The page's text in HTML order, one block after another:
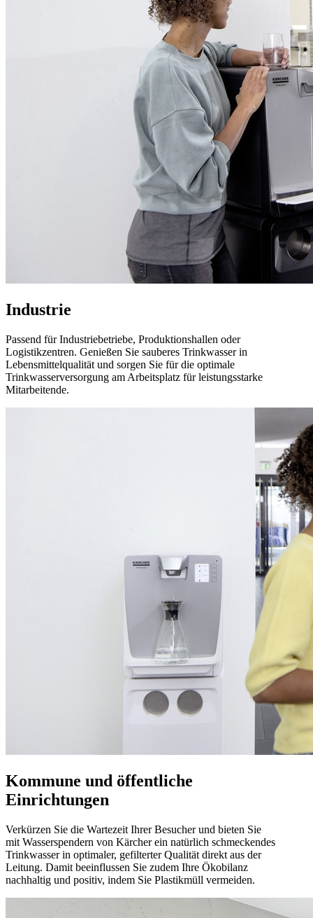
Industrie
Passend für Industriebetriebe, Produktionshallen oder
Logistikzentren. Genießen Sie sauberes Trinkwasser in
Lebensmittelqualität und sorgen Sie für die optimale
Trinkwasserversorgung am Arbeitsplatz für leistungsstarke
Mitarbeitende.
Kommune und öffentliche
Einrichtungen
Verkürzen Sie die Wartezeit Ihrer Besucher und bieten Sie
mit Wasserspendern von Kärcher ein natürlich schmeckendes
Trinkwasser in optimaler, gefilterter Qualität direkt aus der
Leitung. Damit beeinflussen Sie zudem Ihre Ökobilanz
nachhaltig und positiv, indem Sie Plastikmüll vermeiden.